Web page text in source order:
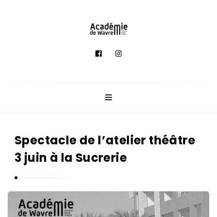
e
d
e
M
u
Spectacle de l’atelier théâtre
3 juin à la Sucrerie